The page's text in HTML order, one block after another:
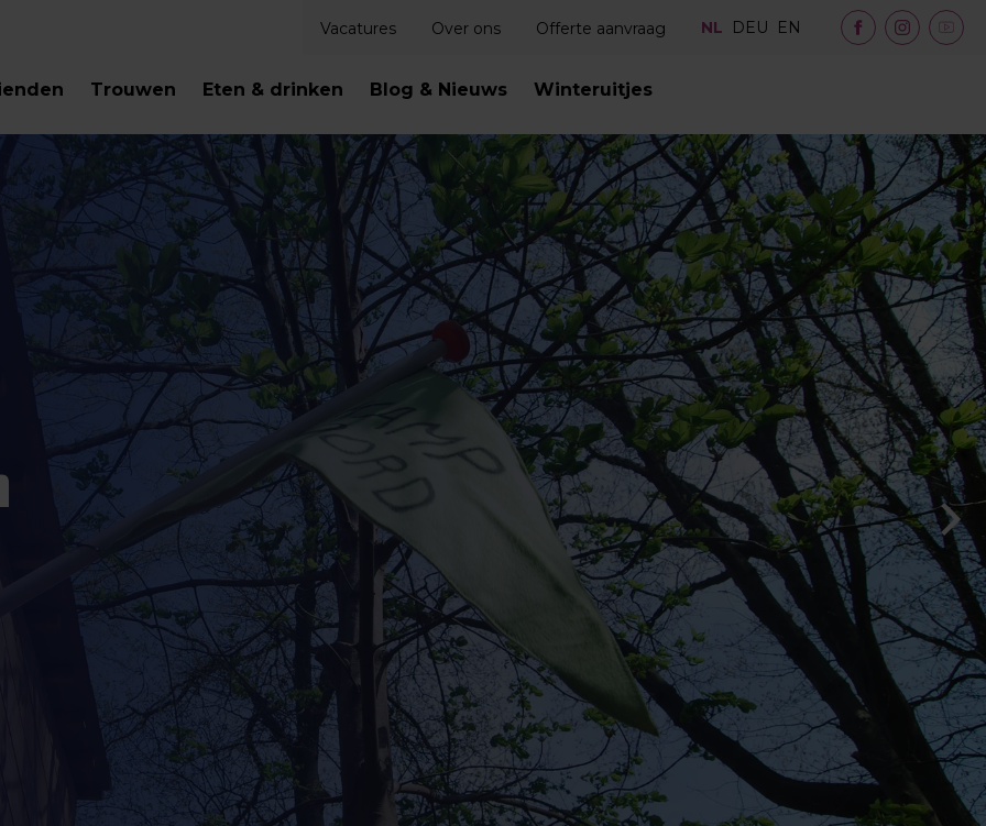
Vacatures Over ons Offerte aanvraag NL DEU EN
Trouwen Eten & drinken Blog & Nieuws Winteruitjes